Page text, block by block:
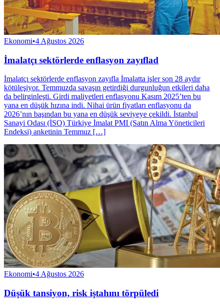
Ekonomi•4 Ağustos 2026
İmalatçı sektörlerde enflasyon zayıflad
İmalatçı sektörlerde enflasyon zayıfla İmalatta işler son 28 aydır
kötüleşiyor. Temmuzda savaşın getirdiği durgunluğun etkileri daha
da belirginleşti. Girdi maliyetleri enflasyonu Kasım 2025’ten bu
yana en düşük hızına indi. Nihai ürün fiyatları enflasyonu da
2026’nın başından bu yana en düşük seviyeye çekildi. İstanbul
Sanayi Oda­sı (İSO) Türkiye İmalat PMI (Satın Alma Yöne­ticileri
Endeksi) anketinin Temmuz […]
Ekonomi•4 Ağustos 2026
Düşük tansiyon, risk iştahını törpüledi